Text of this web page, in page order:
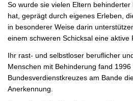
So wurde sie vielen Eltern behinderter
hat, geprägt durch eigenes Erleben,
in besonderer Weise darin
einem schweren Schicksal eine aktive
Ihr rast- und selbstloser beruflicher
Menschen mit Behinderung fand
Bundesverdienstkreuzes am Bande
Anerkennung.